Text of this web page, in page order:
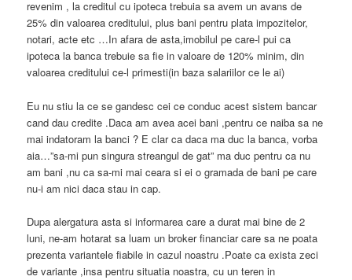
revenim , la creditul cu ipoteca trebuia sa avem un avans de
25% din valoarea creditului, plus bani pentru plata impozitelor,
notari, acte etc …In afara de asta,imobilul pe care-l pui ca
ipoteca la banca trebuie sa fie in valoare de 120% minim, din
valoarea creditului ce-l primesti(in baza salariilor ce le ai)
Eu nu stiu la ce se gandesc cei ce conduc acest sistem bancar
cand dau credite .Daca am avea acei bani ,pentru ce naiba sa ne
mai indatoram la banci ? E clar ca daca ma duc la banca, vorba
aia…”sa-mi pun singura streangul de gat” ma duc pentru ca nu
am bani ,nu ca sa-mi mai ceara si ei o gramada de bani pe care
nu-i am nici daca stau in cap.
Dupa alergatura asta si informarea care a durat mai bine de 2
luni, ne-am hotarat sa luam un broker financiar care sa ne poata
prezenta variantele fiabile in cazul noastru .Poate ca exista zeci
de variante ,insa pentru situatia noastra, cu un teren in